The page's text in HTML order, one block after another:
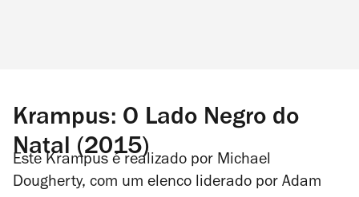
Krampus: O Lado Negro do
Natal (2015)
Este Krampus é realizado por Michael
Dougherty, com um elenco liderado por Adam